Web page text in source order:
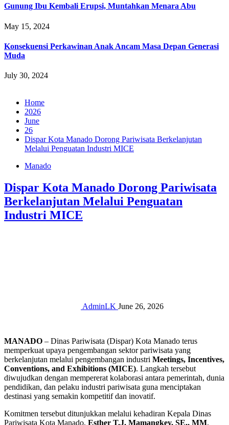
Gunung Ibu Kembali Erupsi, Muntahkan Menara Abu
May 15, 2024
Konsekuensi Perkawinan Anak Ancam Masa Depan Generasi
Muda
July 30, 2024
Home
2026
June
26
Dispar Kota Manado Dorong Pariwisata Berkelanjutan
Melalui Penguatan Industri MICE
Manado
Dispar Kota Manado Dorong Pariwisata
Berkelanjutan Melalui Penguatan
Industri MICE
AdminLK June 26, 2026
MANADO – Dinas Pariwisata (Dispar) Kota Manado terus
memperkuat upaya pengembangan sektor pariwisata yang
berkelanjutan melalui pengembangan industri Meetings, Incentives,
Conventions, and Exhibitions (MICE). Langkah tersebut
diwujudkan dengan mempererat kolaborasi antara pemerintah, dunia
pendidikan, dan pelaku industri pariwisata guna menciptakan
destinasi yang semakin kompetitif dan inovatif.
Komitmen tersebut ditunjukkan melalui kehadiran Kepala Dinas
Pariwisata Kota Manado, Esther T.J. Mamangkey, SE., MM,